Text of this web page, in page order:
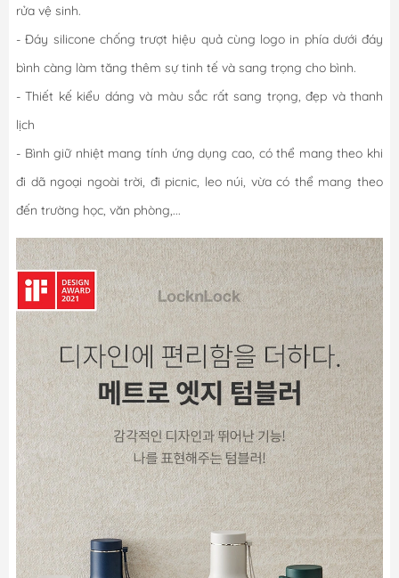
rửa vệ sinh.
- Đáy silicone chống trượt hiệu quả cùng logo in phía dưới đáy
bình càng làm tăng thêm sự tinh tế và sang trọng cho bình.
- Thiết kế kiểu dáng và màu sắc rất sang trọng, đẹp và thanh
lịch
- Bình giữ nhiệt mang tính ứng dụng cao, có thể mang theo khi
đi dã ngoại ngoài trời, đi picnic, leo núi, vừa có thể mang theo
đến trường học, văn phòng,...